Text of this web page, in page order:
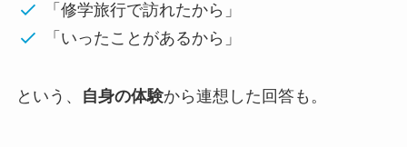
「修学旅行で訪れたから」
「いったことがあるから」
という、 自身の体験から連想した回答も。